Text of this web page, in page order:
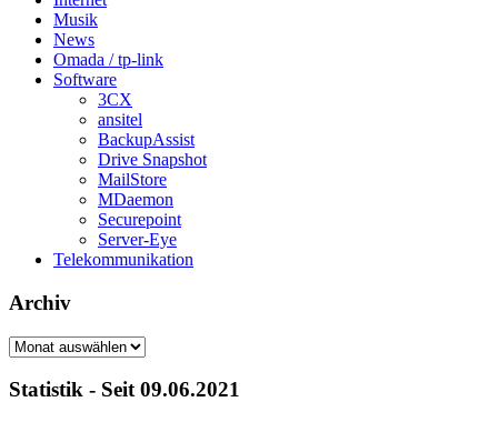
Musik
News
Omada / tp-link
Software
3CX
ansitel
BackupAssist
Drive Snapshot
MailStore
MDaemon
Securepoint
Server-Eye
Telekommunikation
Archiv
Archiv
Statistik - Seit 09.06.2021